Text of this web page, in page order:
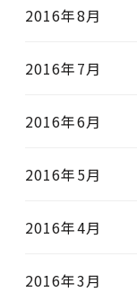
2016年8月
2016年7月
2016年6月
2016年5月
2016年4月
2016年3月